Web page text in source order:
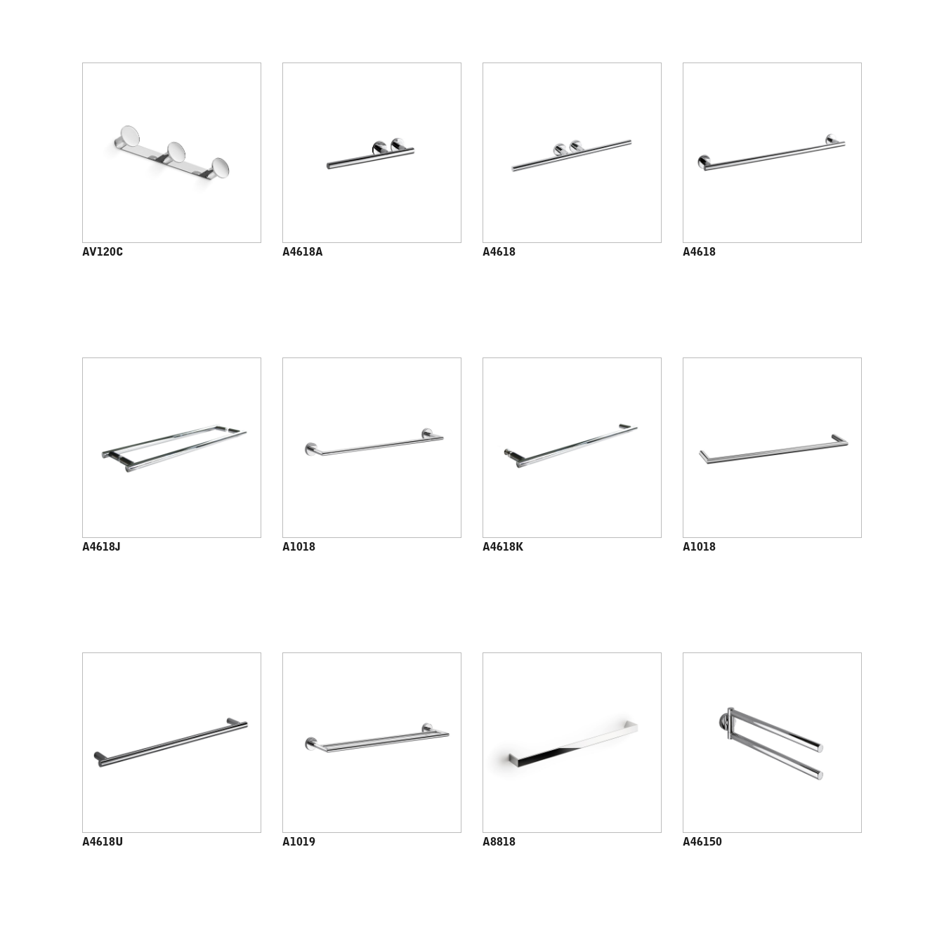
AV120C A4618A A4618 A4618
A4618J A1018 A4618K A1018
A4618U A1019 A8818 A46150